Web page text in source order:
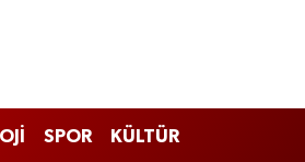
SPOR KÜLTÜR